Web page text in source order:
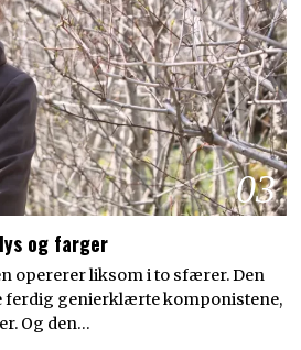
03
og farger
opererer liksom i to sfærer. Den
ferdig genierklærte komponistene,
Og den…